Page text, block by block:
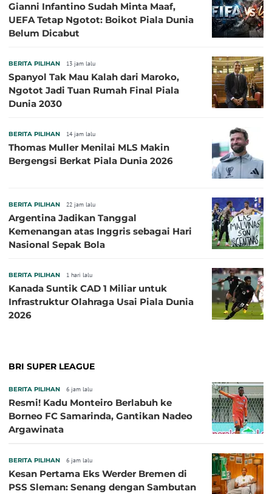
Gianni Infantino Sudah Minta Maaf,
UEFA Tetap Ngotot: Boikot Piala Dunia
Belum Dicabut
BERITA PILIHAN 13 jam lalu
Spanyol Tak Mau Kalah dari Maroko,
Ngotot Jadi Tuan Rumah Final Piala
Dunia 2030
BERITA PILIHAN 14 jam lalu
Thomas Muller Menilai MLS Makin
Bergengsi Berkat Piala Dunia 2026
BERITA PILIHAN 22 jam lalu
Argentina Jadikan Tanggal
Kemenangan atas Inggris sebagai Hari
Nasional Sepak Bola
BERITA PILIHAN 1 hari lalu
Kanada Suntik CAD 1 Miliar untuk
Infrastruktur Olahraga Usai Piala Dunia
2026
BRI SUPER LEAGUE
BERITA PILIHAN 6 jam lalu
Resmi! Kadu Monteiro Berlabuh ke
Borneo FC Samarinda, Gantikan Nadeo
Argawinata
BERITA PILIHAN 6 jam lalu
Kesan Pertama Eks Werder Bremen di
PSS Sleman: Senang dengan Sambutan